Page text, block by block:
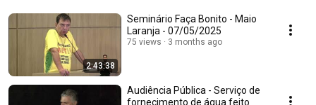
2:43:38
Seminário Faça Bonito - Maio
Laranja - 07/05/2025
75 views 3 months ago
Audiência Pública - Serviço de
fornecimento de água feito